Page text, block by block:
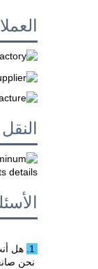
1. هل أنت شركة تجارية أم مصنع؟
نحن صانعو